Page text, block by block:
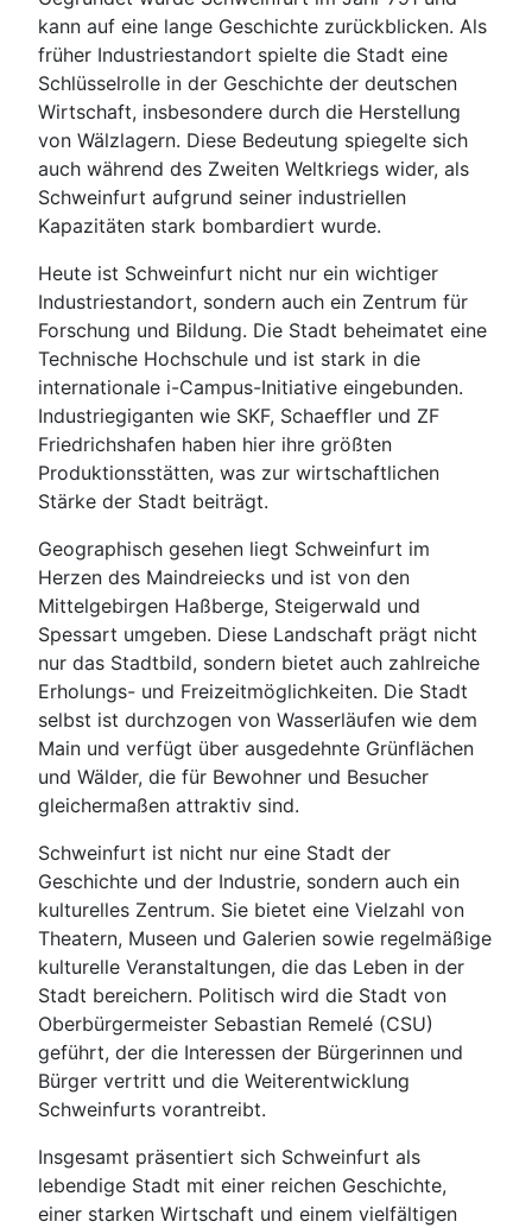
kann auf eine lange Geschichte zurückblicken. Als
früher Industriestandort spielte die Stadt eine
Schlüsselrolle in der Geschichte der deutschen
Wirtschaft, insbesondere durch die Herstellung
von Wälzlagern. Diese Bedeutung spiegelte sich
auch während des Zweiten Weltkriegs wider, als
Schweinfurt aufgrund seiner industriellen
Kapazitäten stark bombardiert wurde.
Heute ist Schweinfurt nicht nur ein wichtiger
Industriestandort, sondern auch ein Zentrum für
Forschung und Bildung. Die Stadt beheimatet eine
Technische Hochschule und ist stark in die
internationale i-Campus-Initiative eingebunden.
Industriegiganten wie SKF, Schaeffler und ZF
Friedrichshafen haben hier ihre größten
Produktionsstätten, was zur wirtschaftlichen
Stärke der Stadt beiträgt.
Geographisch gesehen liegt Schweinfurt im
Herzen des Maindreiecks und ist von den
Mittelgebirgen Haßberge, Steigerwald und
Spessart umgeben. Diese Landschaft prägt nicht
nur das Stadtbild, sondern bietet auch zahlreiche
Erholungs- und Freizeitmöglichkeiten. Die Stadt
selbst ist durchzogen von Wasserläufen wie dem
Main und verfügt über ausgedehnte Grünflächen
und Wälder, die für Bewohner und Besucher
gleichermaßen attraktiv sind.
Schweinfurt ist nicht nur eine Stadt der
Geschichte und der Industrie, sondern auch ein
kulturelles Zentrum. Sie bietet eine Vielzahl von
Theatern, Museen und Galerien sowie regelmäßige
kulturelle Veranstaltungen, die das Leben in der
Stadt bereichern. Politisch wird die Stadt von
Oberbürgermeister Sebastian Remelé (CSU)
geführt, der die Interessen der Bürgerinnen und
Bürger vertritt und die Weiterentwicklung
Schweinfurts vorantreibt.
Insgesamt präsentiert sich Schweinfurt als
lebendige Stadt mit einer reichen Geschichte,
einer starken Wirtschaft und einem vielfältigen